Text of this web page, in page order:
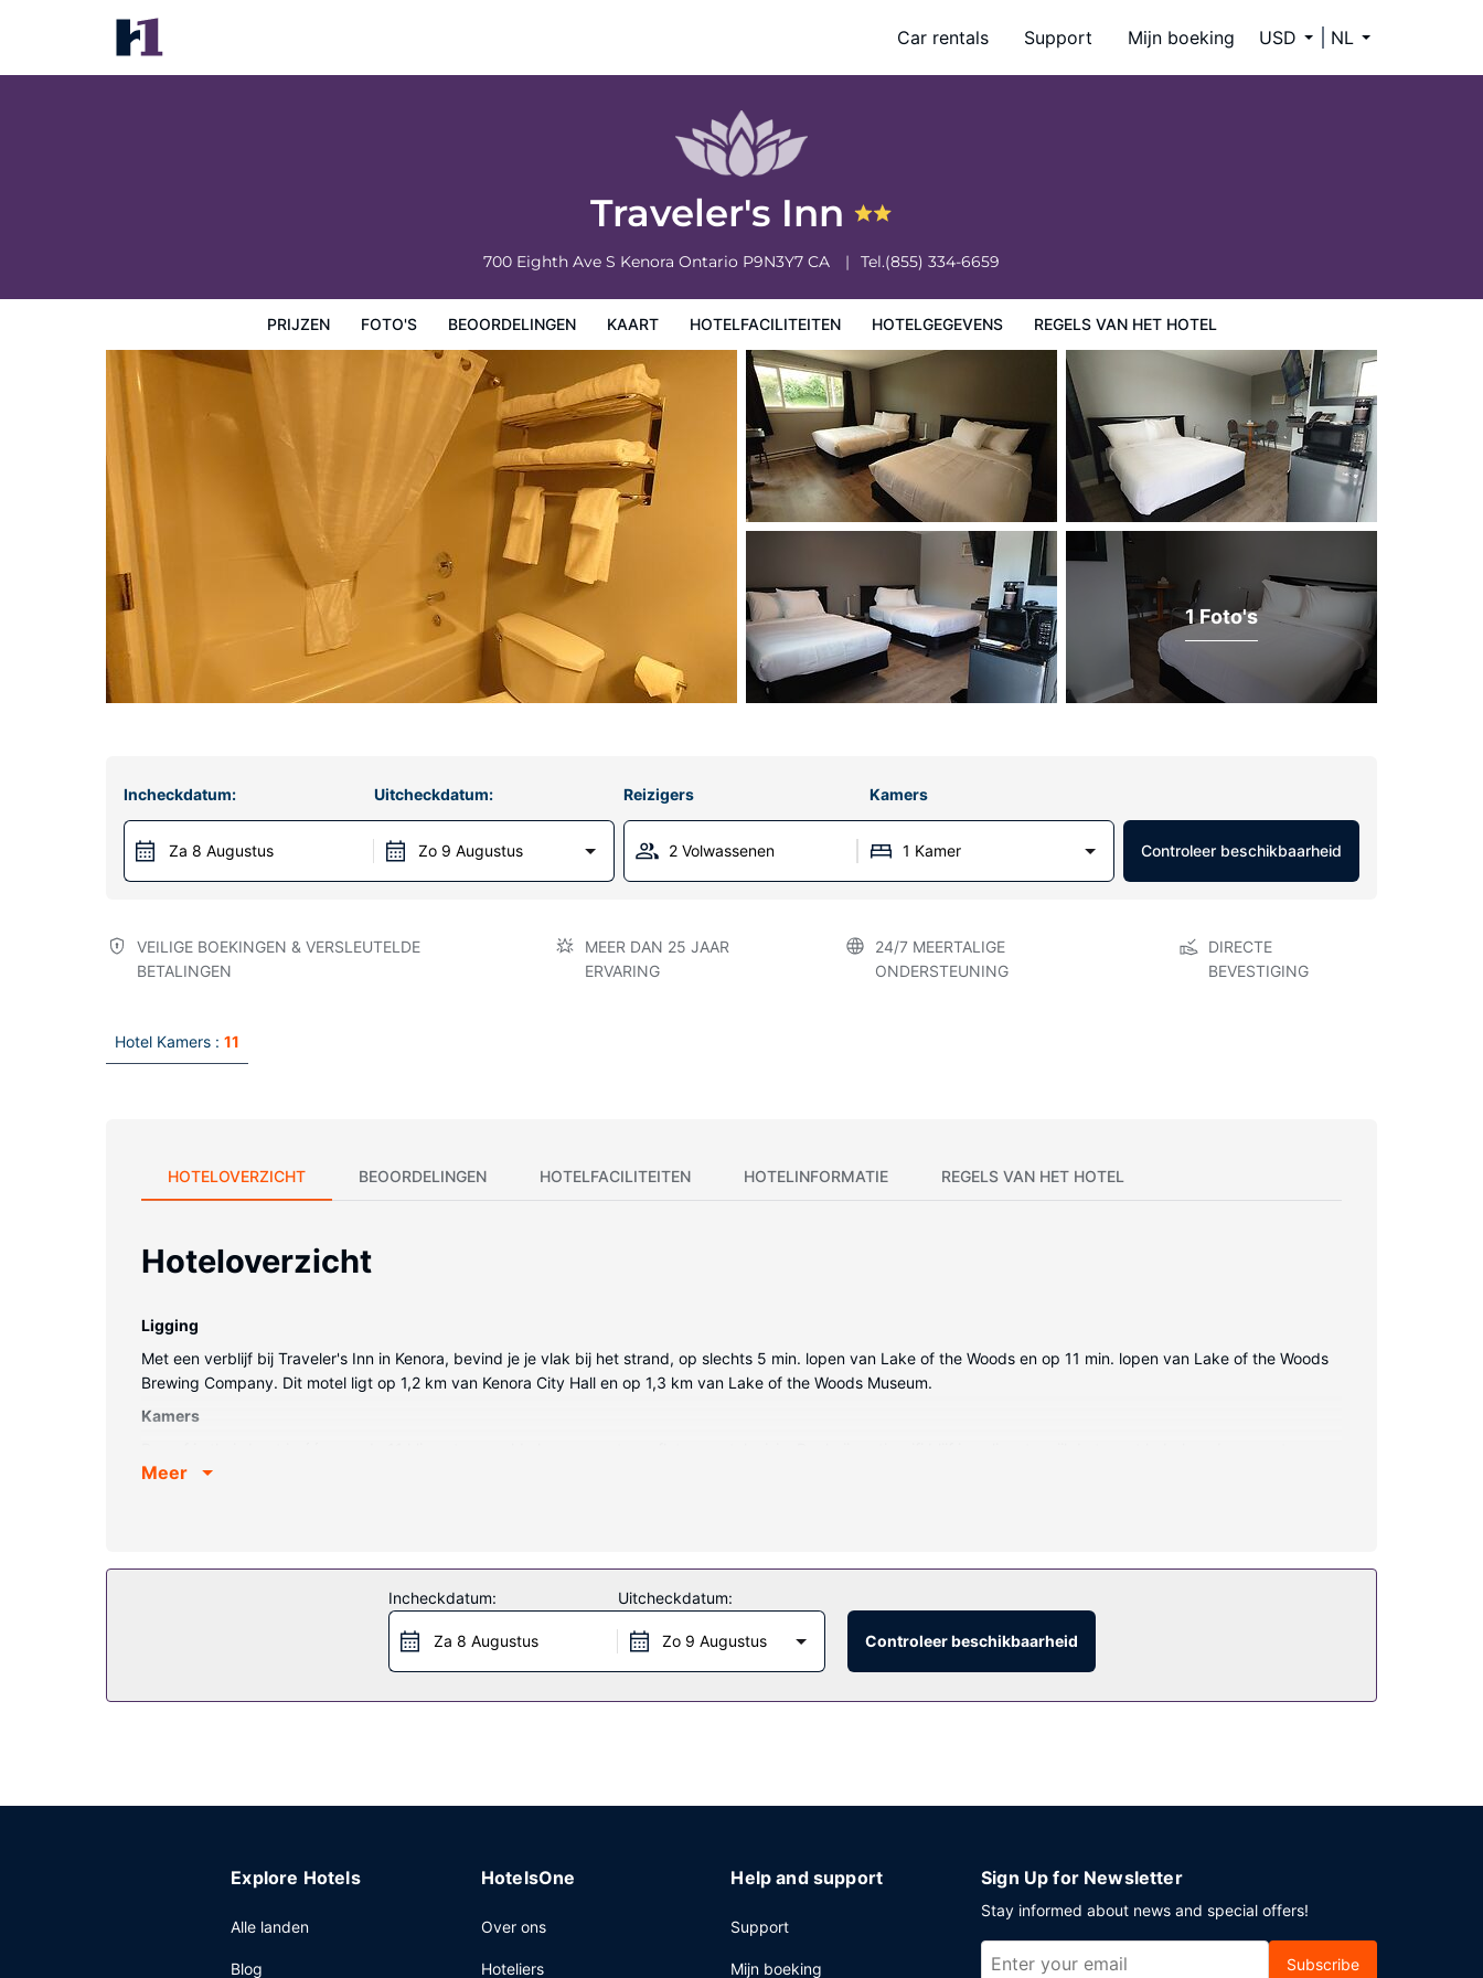
Car rentals Support Mijn boeking USD NL
Traveler's Inn
700 Eighth Ave S Kenora Ontario P9N3Y7 CA Tel.(855) 334-6659
PRIJZEN FOTO'S BEOORDELINGEN KAART HOTELFACILITEITEN HOTELGEGEVENS REGELS VAN HET HOTEL
Traveler's Inn
Prijzen
1 Foto's
Incheckdatum:
Za 8 Augustus
Uitcheckdatum:
Zo 9 Augustus
Reizigers Kamers
2 Volwassenen 1 Kamer Controleer beschikbaarheid
VEILIGE BOEKINGEN & VERSLEUTELDE
BETALINGEN
MEER DAN 25 JAAR
ERVARING
24/7 MEERTALIGE
ONDERSTEUNING
DIRECTE
BEVESTIGING
Hotel Kamers : 11
HOTELOVERZICHT BEOORDELINGEN HOTELFACILITEITEN HOTELINFORMATIE REGELS VAN HET HOTEL
Hoteloverzicht
Ligging
Met een verblijf bij Traveler's Inn in Kenora, bevind je je vlak bij het strand, op slechts 5 min. lopen van Lake of the Woods en op 11 min. lopen van Lake of the Woods
Brewing Company. Dit motel ligt op 1,2 km van Kenora City Hall en op 1,3 km van Lake of the Woods Museum.
Kamers
het kijkplezier. De privébadkamers met een bad/douchecombinatie hebben gratis toiletartikelen en haardrogers. Bij de voorzieningen horen een
Meer
Incheckdatum:
Za 8 Augustus
Uitcheckdatum:
Zo 9 Augustus Controleer beschikbaarheid
Explore Hotels
Alle landen
Blog
HotelsOne
Over ons
Hoteliers
Help and support
Support
Mijn boeking
Sign Up for Newsletter
Stay informed about news and special offers!
Subscribe